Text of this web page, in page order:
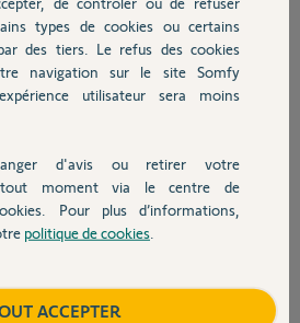
au fil de discussion
peut être causée par une portée trop
elles correctement installées et
le processus de réinitialisation indiqué dans
Réinitialisez les vannes en
les boutons "+" et "-" pendant environ 5 à
types de cookies ou certains
des tiers. Le refus des cookies
navigation sur le site Somfy
utilisateur sera moins
d'avis ou retirer votre
tout moment via le centre de
Pour plus d’informations,
politique de cookies
ACCEPTER